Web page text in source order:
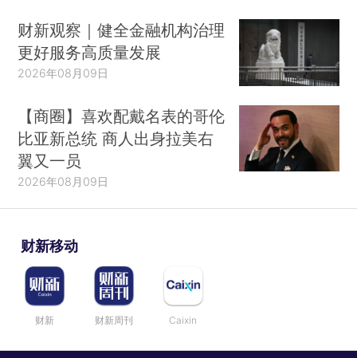
财新观察｜健全金融机构治理
更好服务高质量发展
2026年08月09日
【商圈】喜欢配戴名表的哥伦
比亚新总统 商人出身拉美右
翼又一员
2026年08月09日
财新移动
财新 财新周刊 Caixin